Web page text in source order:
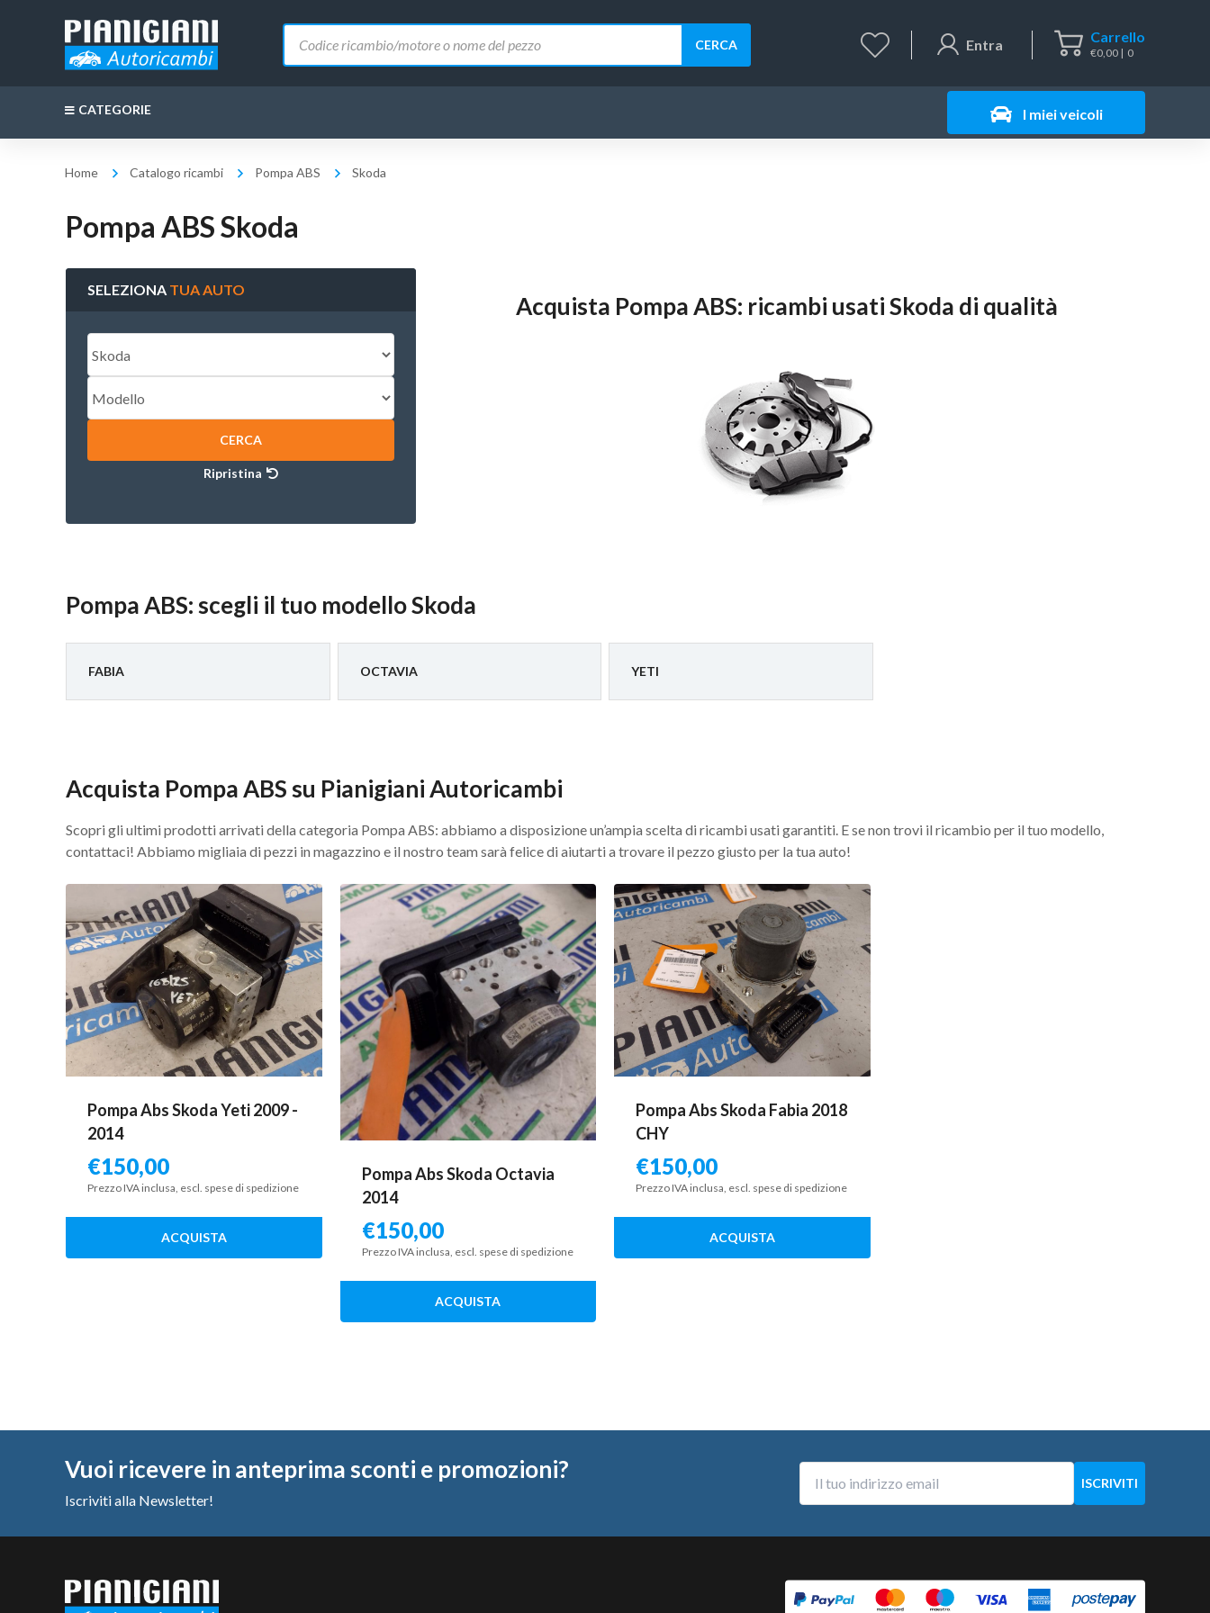
Carrello
€0,00 0
Entra
prodotti
CERCA
I miei veicoli
CATEGORIE
Home Catalogo ricambi Pompa ABS Skoda
Pompa ABS Skoda
SELEZIONA TUA AUTO
CERCA
Ripristina
Acquista Pompa ABS: ricambi usati Skoda di qualità
Pompa ABS: scegli il tuo modello Skoda
FABIA OCTAVIA YETI
Acquista Pompa ABS su Pianigiani Autoricambi
Scopri gli ultimi prodotti arrivati della categoria Pompa ABS: abbiamo a disposizione un’ampia scelta di ricambi usati garantiti. E se non trovi il ricambio per il tuo modello,
contattaci! Abbiamo migliaia di pezzi in magazzino e il nostro team sarà felice di aiutarti a trovare il pezzo giusto per la tua auto!
Pompa Abs Skoda Yeti 2009 -
2014
€150,00
Prezzo IVA inclusa, escl. spese di spedizione
ACQUISTA
Pompa Abs Skoda Octavia
2014
€150,00
Prezzo IVA inclusa, escl. spese di spedizione
ACQUISTA
Pompa Abs Skoda Fabia 2018
CHY
€150,00
Prezzo IVA inclusa, escl. spese di spedizione
ACQUISTA
Vuoi ricevere in anteprima sconti e promozioni?
Iscriviti alla Newsletter!